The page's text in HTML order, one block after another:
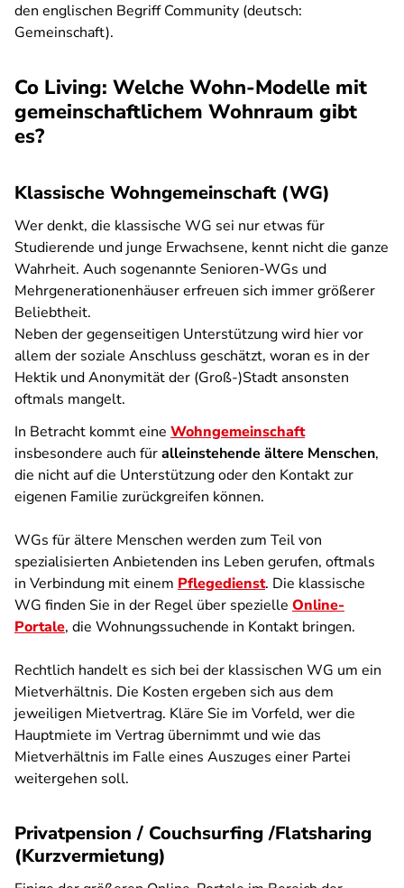
den englischen Begriff Community (deutsch:
Gemeinschaft).
Co Living: Welche Wohn-Modelle mit
gemeinschaftlichem Wohnraum gibt
es?
Klassische Wohngemeinschaft (WG)
Wer denkt, die klassische WG sei nur etwas für
Studierende und junge Erwachsene, kennt nicht die ganze
Wahrheit. Auch sogenannte Senioren-WGs und
Mehrgenerationenhäuser erfreuen sich immer größerer
Beliebtheit.
Neben der gegenseitigen Unterstützung wird hier vor
allem der soziale Anschluss geschätzt, woran es in der
Hektik und Anonymität der (Groß-)Stadt ansonsten
oftmals mangelt.
In Betracht kommt eine Wohngemeinschaft
insbesondere auch füralleinstehende ältere Menschen,
die nicht auf die Unterstützung oder den Kontakt zur
eigenen Familie zurückgreifen können.
WGs für ältere Menschen werden zum Teil von
spezialisierten Anbietenden ins Leben gerufen, oftmals
in Verbindung mit einem Pflegedienst. Die klassische
WG finden Sie in der Regel über spezielle Online-
Portale, die Wohnungssuchende in Kontakt bringen.
Rechtlich handelt es sich bei der klassischen WG um ein
Mietverhältnis. Die Kosten ergeben sich aus dem
jeweiligen Mietvertrag. Kläre Sie im Vorfeld, wer die
Hauptmiete im Vertrag übernimmt und wie das
Mietverhältnis im Falle eines Auszuges einer Partei
weitergehen soll.
Privatpension / Couchsurfing /Flatsharing
(Kurzvermietung)